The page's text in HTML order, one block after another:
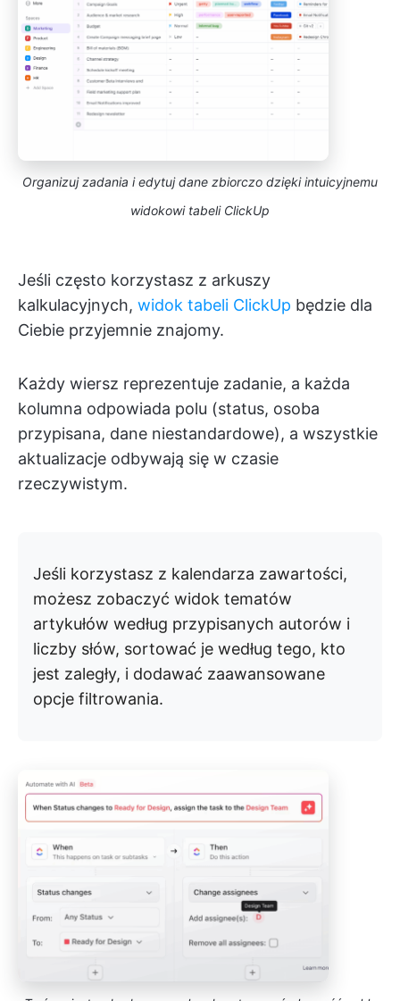
Organizuj zadania i edytuj dane zbiorczo dzięki intuicyjnemu
widokowi tabeli ClickUp
Jeśli często korzystasz z arkuszy
kalkulacyjnych, widok tabeli ClickUp będzie dla
Ciebie przyjemnie znajomy.
Każdy wiersz reprezentuje zadanie, a każda
kolumna odpowiada polu (status, osoba
przypisana, dane niestandardowe), a wszystkie
aktualizacje odbywają się w czasie
rzeczywistym.
Jeśli korzystasz z kalendarza zawartości,
możesz zobaczyć widok tematów
artykułów według przypisanych autorów i
liczby słów, sortować je według tego, kto
jest zaległy, i dodawać zaawansowane
opcje filtrowania.